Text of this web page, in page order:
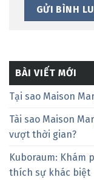
BÀI VIẾT MỚI
Tại sao Maison
Tài sao Maison
vượt thời gian?
Kuboraum: Khám
thích sự khác biệt